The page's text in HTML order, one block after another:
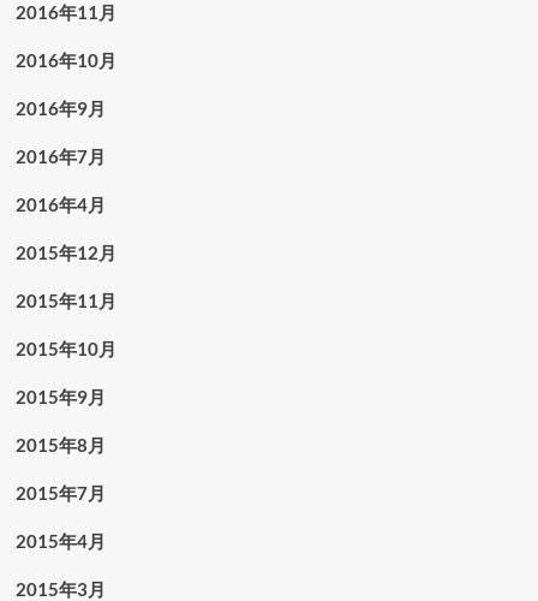
2016年11月
2016年10月
2016年9月
2016年7月
2016年4月
2015年12月
2015年11月
2015年10月
2015年9月
2015年8月
2015年7月
2015年4月
2015年3月